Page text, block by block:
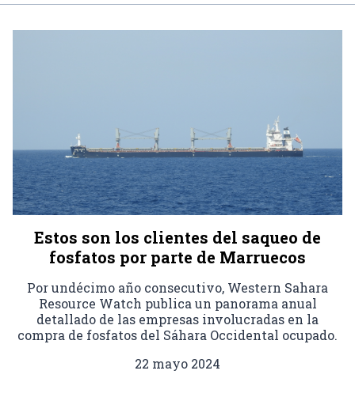
Estos son los clientes del saqueo de
fosfatos por parte de Marruecos
Por undécimo año consecutivo, Western Sahara
Resource Watch publica un panorama anual
detallado de las empresas involucradas en la
compra de fosfatos del Sáhara Occidental ocupado.
22 mayo 2024